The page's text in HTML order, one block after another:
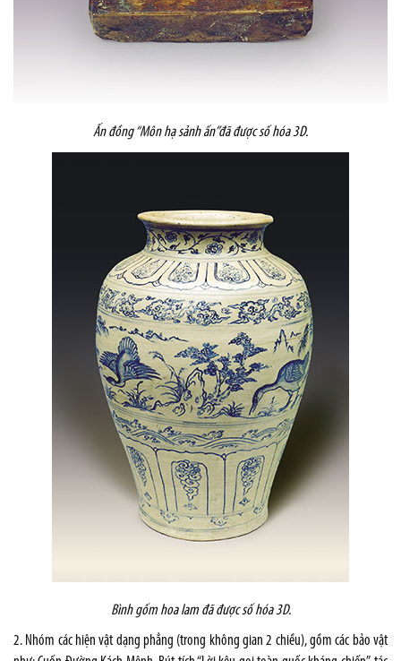
Ấn đồng“Môn hạ sảnhấn”đã được số hóa 3D.
Bình gốm hoa lamđã được số hóa 3D.
2. Nhóm các hiện vật dạng phẳng (trong không gian 2 chiều), gồm các bảo vật